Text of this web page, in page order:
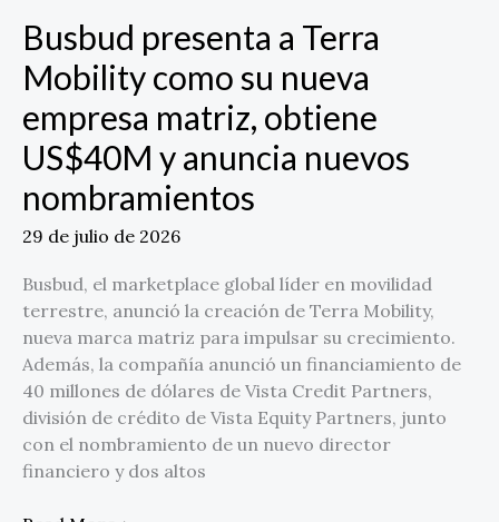
Busbud presenta a Terra
Mobility como su nueva
empresa matriz, obtiene
US$40M y anuncia nuevos
nombramientos
29 de julio de 2026
Busbud, el marketplace global líder en movilidad
terrestre, anunció la creación de Terra Mobility,
nueva marca matriz para impulsar su crecimiento.
Además, la compañía anunció un financiamiento de
40 millones de dólares de Vista Credit Partners,
división de crédito de Vista Equity Partners, junto
con el nombramiento de un nuevo director
financiero y dos altos
US$40M
y
anuncia
nuevos
nombramientos